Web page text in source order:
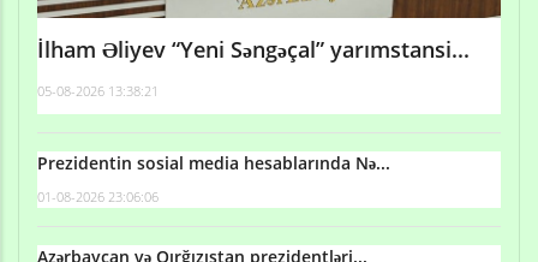
İlham Əliyev “Yeni Səngəçal” yarımstansi...
05-08-2026 13:38:21
Prezidentin sosial media hesablarında Nə...
01-08-2026 23:06:06
Azərbaycan və Qırğızıstan prezidentləri...